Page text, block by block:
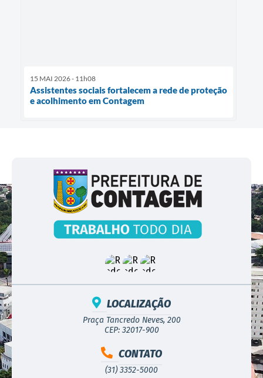
15 MAI 2026 - 11h08
Assistentes sociais fortalecem a rede de proteção
e acolhimento em Contagem
LOCALIZAÇÃO
Praça Tancredo Neves, 200
CEP: 32017-900
CONTATO
(31) 3352-5000